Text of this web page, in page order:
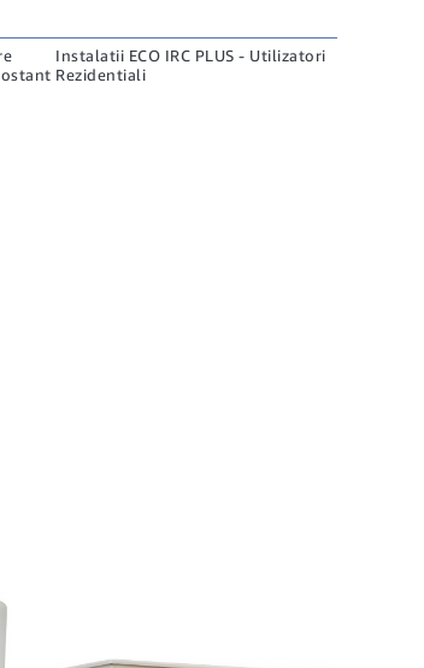
Instalatii ECO IRC PLUS - Utilizatori
Rezidentiali